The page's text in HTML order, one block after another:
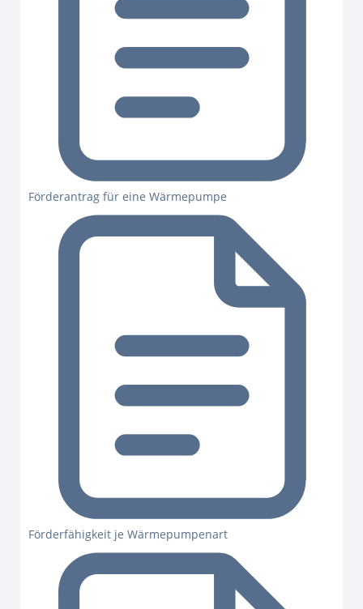
Förderantrag für eine Wärmepumpe
Förderfähigkeit je Wärmepumpenart